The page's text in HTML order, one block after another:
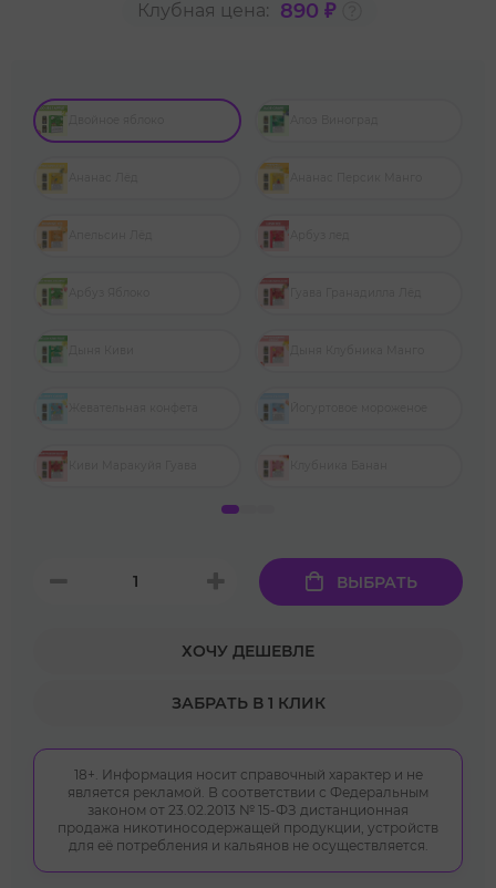
Клубная цена: 890 ₽
ВЫБРАТЬ
ХОЧУ ДЕШЕВЛЕ
ЗАБРАТЬ В 1 КЛИК
18+. Информация носит справочный характер и не
является рекламой. В соответствии с Федеральным
законом от 23.02.2013 № 15-ФЗ дистанционная
продажа никотиносодержащей продукции, устройств
для её потребления и кальянов не осуществляется.